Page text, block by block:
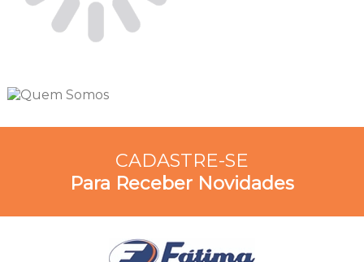
CADASTRE-SE
Para Receber Novidades